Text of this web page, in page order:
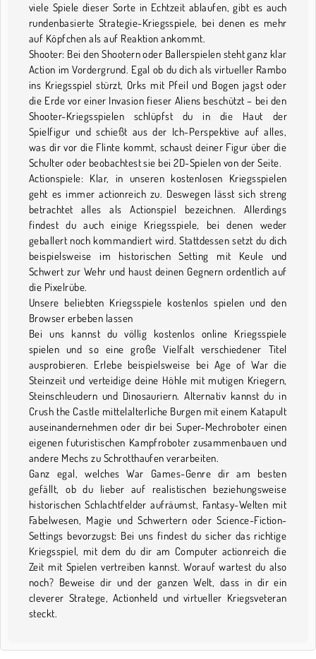
viele Spiele dieser Sorte in Echtzeit ablaufen, gibt es auch
rundenbasierte Strategie-Kriegsspiele, bei denen es mehr
auf Köpfchen als auf Reaktion ankommt.
Shooter: Bei den Shootern oder Ballerspielen steht ganz klar
Action im Vordergrund. Egal ob du dich als virtueller Rambo
ins Kriegsspiel stürzt, Orks mit Pfeil und Bogen jagst oder
die Erde vor einer Invasion fieser Aliens beschützt – bei den
Shooter-Kriegsspielen schlüpfst du in die Haut der
Spielfigur und schießt aus der Ich-Perspektive auf alles,
was dir vor die Flinte kommt, schaust deiner Figur über die
Schulter oder beobachtest sie bei 2D-Spielen von der Seite.
Actionspiele: Klar, in unseren kostenlosen Kriegsspielen
geht es immer actionreich zu. Deswegen lässt sich streng
betrachtet alles als Actionspiel bezeichnen. Allerdings
findest du auch einige Kriegsspiele, bei denen weder
geballert noch kommandiert wird. Stattdessen setzt du dich
beispielsweise im historischen Setting mit Keule und
Schwert zur Wehr und haust deinen Gegnern ordentlich auf
die Pixelrübe.
Unsere beliebten Kriegsspiele kostenlos spielen und den
Browser erbeben lassen
Bei uns kannst du völlig kostenlos online Kriegsspiele
spielen und so eine große Vielfalt verschiedener Titel
ausprobieren. Erlebe beispielsweise bei Age of War die
Steinzeit und verteidige deine Höhle mit mutigen Kriegern,
Steinschleudern und Dinosauriern. Alternativ kannst du in
Crush the Castle mittelalterliche Burgen mit einem Katapult
auseinandernehmen oder dir bei Super-Mechroboter einen
eigenen futuristischen Kampfroboter zusammenbauen und
andere Mechs zu Schrotthaufen verarbeiten.
Ganz egal, welches War Games-Genre dir am besten
gefällt, ob du lieber auf realistischen beziehungsweise
historischen Schlachtfelder aufräumst, Fantasy-Welten mit
Fabelwesen, Magie und Schwertern oder Science-Fiction-
Settings bevorzugst: Bei uns findest du sicher das richtige
Kriegsspiel, mit dem du dir am Computer actionreich die
Zeit mit Spielen vertreiben kannst. Worauf wartest du also
noch? Beweise dir und der ganzen Welt, dass in dir ein
cleverer Stratege, Actionheld und virtueller Kriegsveteran
steckt.